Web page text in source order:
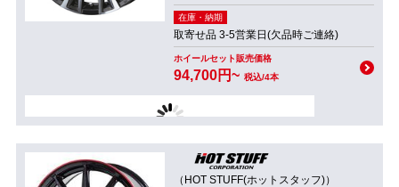
在庫・納期
取寄せ品 3-5営業日(欠品時ご連絡)
ホイールセット販売価格
94,700円~ 税込/4本
（HOT STUFF(ホットスタッフ)）